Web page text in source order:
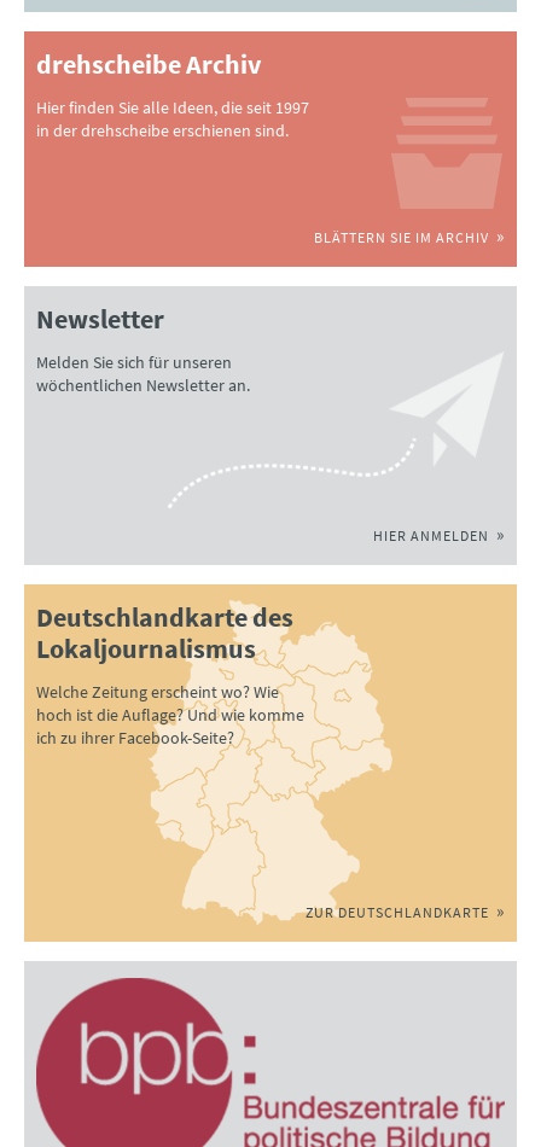
drehscheibe Archiv
Hier finden Sie alle Ideen, die seit 1997
in der drehscheibe erschienen sind.
BLÄTTERN SIE IM ARCHIV
Newsletter
Melden Sie sich für unseren
wöchentlichen Newsletter an.
HIER ANMELDEN
Deutschlandkarte des
Lokaljournalismus
Welche Zeitung erscheint wo? Wie
hoch ist die Auflage? Und wie komme
ich zu ihrer Facebook-Seite?
ZUR DEUTSCHLANDKARTE